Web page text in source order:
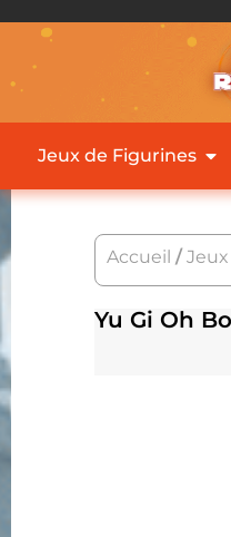
Jeux de Figurines
Accueil /Jeux
Yu Gi Oh